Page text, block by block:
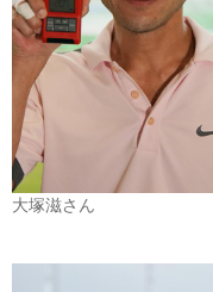
大塚滋さん